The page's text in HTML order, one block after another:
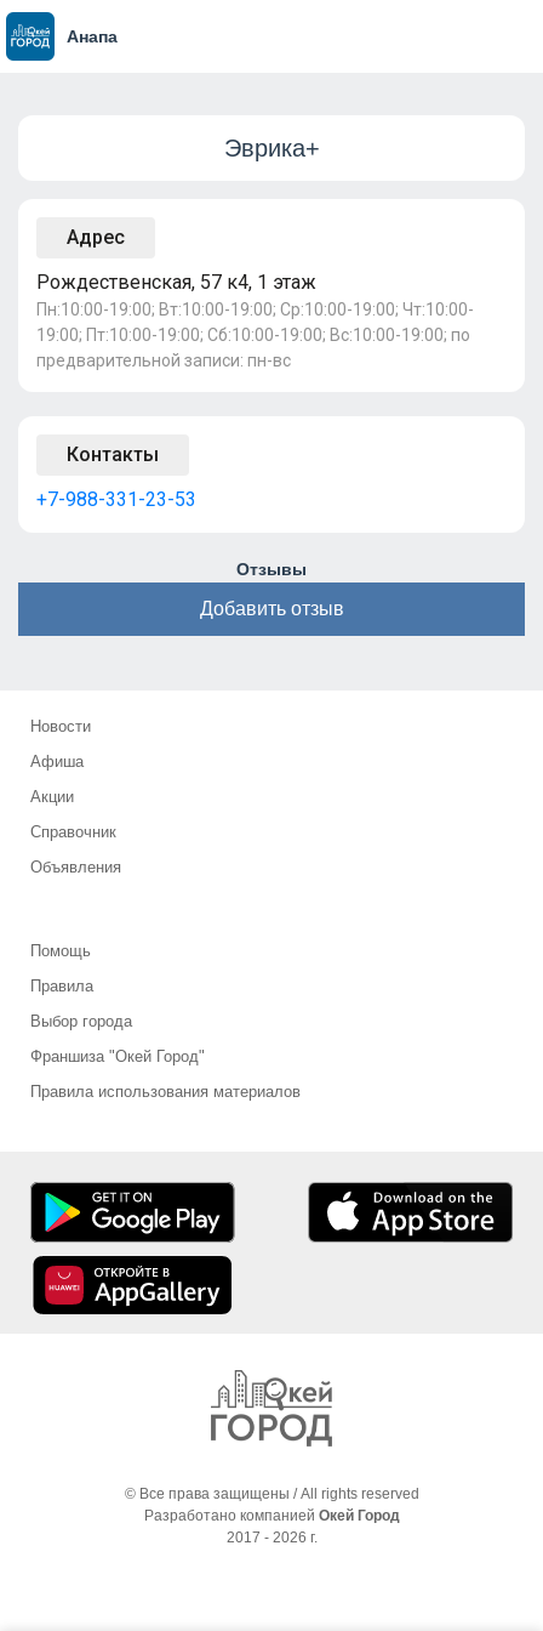
Анапа
Эврика+
Адрес
Рождественская, 57 к4, 1 этаж
Пн:10:00-19:00; Вт:10:00-19:00; Ср:10:00-19:00; Чт:10:00-
19:00; Пт:10:00-19:00; Сб:10:00-19:00; Вс:10:00-19:00; по
предварительной записи: пн-вс
Контакты
+7-988-331-23-53
Отзывы
Добавить отзыв
Новости
Афиша
Акции
Справочник
Объявления
Помощь
Правила
Выбор города
Франшиза "Окей Город"
Правила использования материалов
© Все права защищены / All rights reserved
Разработано компанией Окей Город
2017 - 2026 г.